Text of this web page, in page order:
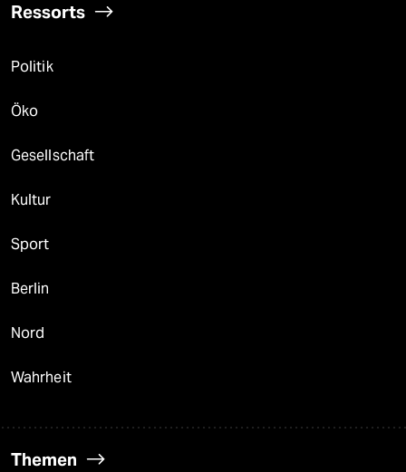
Ressorts
Politik
Öko
Gesellschaft
Kultur
Sport
Berlin
Nord
Wahrheit
Themen